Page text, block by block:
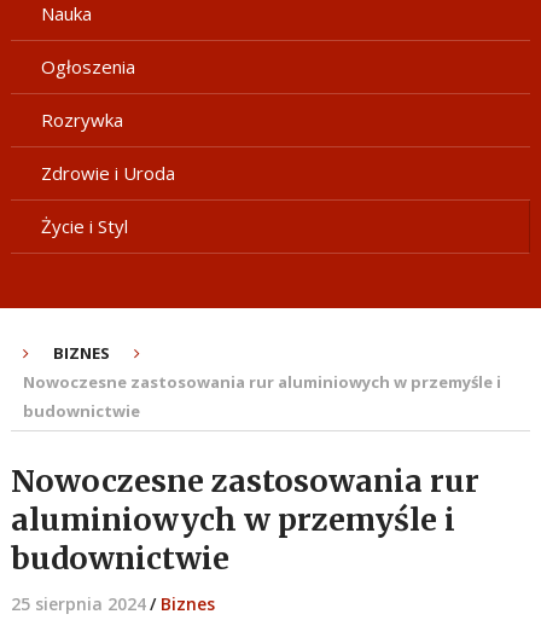
Nauka
Ogłoszenia
Rozrywka
Zdrowie i Uroda
Życie i Styl
BIZNES
Nowoczesne zastosowania rur aluminiowych w przemyśle i
budownictwie
Nowoczesne zastosowania rur
aluminiowych w przemyśle i
budownictwie
25 sierpnia 2024/ Biznes